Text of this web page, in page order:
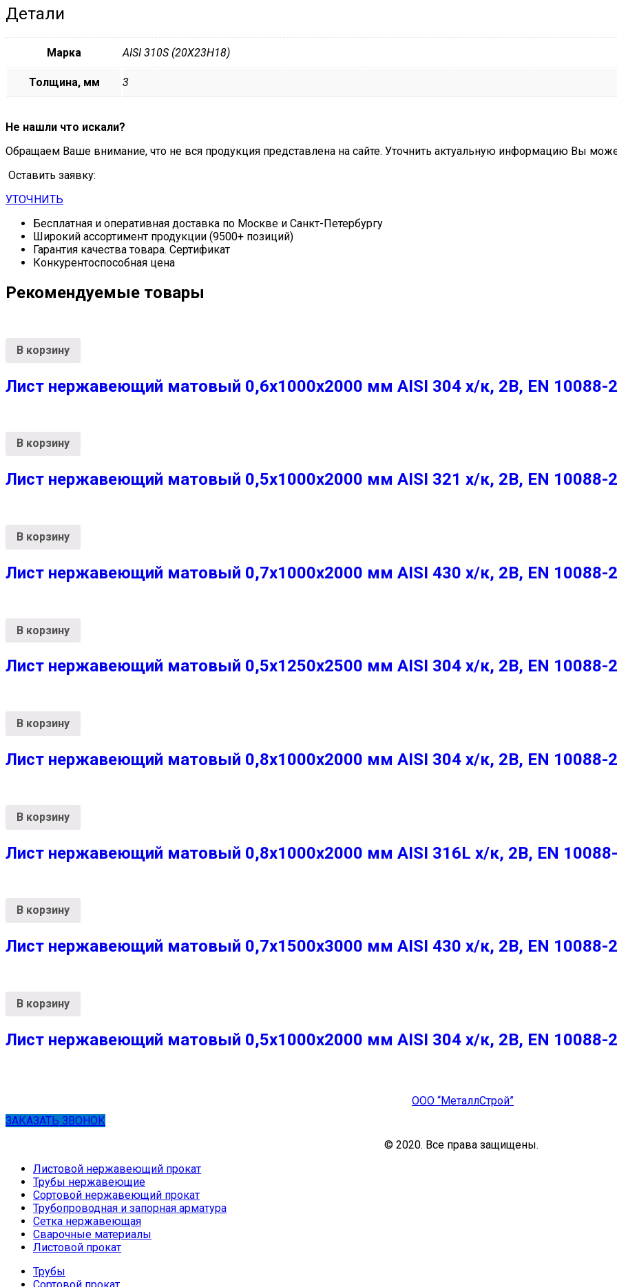
Детали
Марка AISI 310S (20X23H18)
Толщина, мм 3
Не нашли что искали?
Обращаем Ваше внимание, что не вся продукция представлена на сайте. Уточнить актуальную информацию Вы
Оставить заявку:
УТОЧНИТЬ
Бесплатная и оперативная доставка по Москве и Санкт-Петербургу
Широкий ассортимент продукции (9500+ позиций)
Гарантия качества товара. Сертификат
Конкурентоспособная цена
Рекомендуемые товары
В корзину
Лист нержавеющий матовый 0,6х1000х2000 мм AISI 304 х/к, 2B, EN 10088-2
В корзину
Лист нержавеющий матовый 0,5х1000х2000 мм AISI 321 х/к, 2B, EN 10088-2
В корзину
Лист нержавеющий матовый 0,7х1000х2000 мм AISI 430 х/к, 2B, EN 10088-2
В корзину
Лист нержавеющий матовый 0,5х1250х2500 мм AISI 304 х/к, 2B, EN 10088-2
В корзину
Лист нержавеющий матовый 0,8х1000х2000 мм AISI 304 х/к, 2B, EN 10088-2
В корзину
Лист нержавеющий матовый 0,8х1000х2000 мм AISI 316L х/к, 2B, EN
В корзину
Лист нержавеющий матовый 0,7х1500х3000 мм AISI 430 х/к, 2B, EN 10088-2
В корзину
Лист нержавеющий матовый 0,5х1000х2000 мм AISI 304 х/к, 2B, EN 10088-2
ООО “МеталлСтрой”
ЗАКАЗАТЬ ЗВОНОК
© 2020. Все права защищены.
Листовой нержавеющий прокат
Трубы нержавеющие
Сортовой нержавеющий прокат
Трубопроводная и запорная арматура
Сетка нержавеющая
Сварочные материалы
Листовой прокат
Трубы
Сортовой прокат